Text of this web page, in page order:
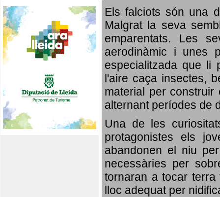
Els falciots són una
Malgrat la seva
emparentats. Les
aerodinàmic i unes
especialitzada que li
l'aire caça insectes,
material per
alternant períodes de
Una de les
protagonistes els
abandonen el niu
necessàries per
tornaran a tocar
lloc adequat per